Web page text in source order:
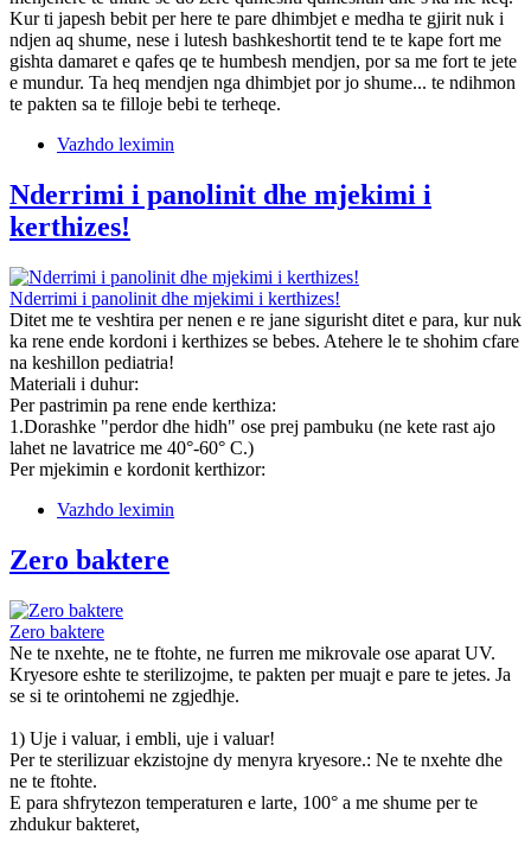
Kur ti japesh bebit per here te pare dhimbjet e medha te gjirit nuk i
ndjen aq shume, nese i lutesh bashkeshortit tend te te kape fort me
gishta damaret e qafes qe te humbesh mendjen, por sa me fort te jete
e mundur. Ta heq mendjen nga dhimbjet por jo shume... te ndihmon
te pakten sa te filloje bebi te terheqe.
Vazhdo leximin
Nderrimi i panolinit dhe mjekimi i
kerthizes!
Nderrimi i panolinit dhe mjekimi i kerthizes!
Ditet me te veshtira per nenen e re jane sigurisht ditet e para, kur nuk
ka rene ende kordoni i kerthizes se bebes. Atehere le te shohim cfare
na keshillon pediatria!
Materiali i duhur:
Per pastrimin pa rene ende kerthiza:
1.Dorashke "perdor dhe hidh" ose prej pambuku (ne kete rast ajo
lahet ne lavatrice me 40°-60° C.)
Per mjekimin e kordonit kerthizor:
Vazhdo leximin
Zero baktere
Zero baktere
Ne te nxehte, ne te ftohte, ne furren me mikrovale ose aparat UV.
Kryesore eshte te sterilizojme, te pakten per muajt e pare te jetes. Ja
se si te orintohemi ne zgjedhje.
1) Uje i valuar, i embli, uje i valuar!
Per te sterilizuar ekzistojne dy menyra kryesore.: Ne te nxehte dhe
ne te ftohte.
E para shfrytezon temperaturen e larte, 100° a me shume per te
zhdukur bakteret,